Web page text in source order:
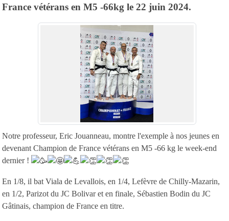
France vétérans en M5 -66kg le 22 juin 2024.
Notre professeur, Eric Jouanneau, montre l'exemple à nos jeunes en
devenant Champion de France vétérans en M5 -66 kg le week-end
dernier !
En 1/8, il bat Viala de Levallois, en 1/4, Lefèvre de Chilly-Mazarin,
en 1/2, Parizot du JC Bolivar et en finale, Sébastien Bodin du JC
Gâtinais, champion de France en titre.